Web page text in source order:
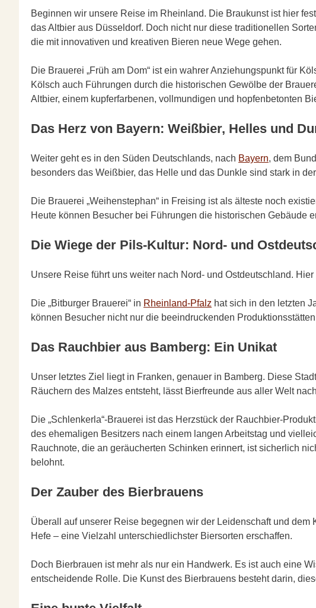
Beginnen wir unsere Reise im Rheinland. Die Braukunst ist hier
das Altbier aus Düsseldorf. Doch nicht nur diese traditionellen
die mit innovativen und kreativen Bieren neue Wege gehen.
Die Brauerei „Früh am Dom“ ist ein wahrer Anziehungspunkt für
Kölsch auch Führungen durch die historischen Gewölbe der
Altbier, einem kupferfarbenen, vollmundigen und hopfenbetonten
Das Herz von Bayern: Weißbier, Helles und
Weiter geht es in den Süden Deutschlands, nach Bayern, dem
besonders das Weißbier, das Helle und das Dunkle sind stark in
Die Brauerei „Weihenstephan“ in Freising ist als älteste noch
Heute können Besucher bei Führungen die historischen Gebäude
Die Wiege der Pils-Kultur: Nord- und
Unsere Reise führt uns weiter nach Nord- und Ostdeutschland.
Die „Bitburger Brauerei“ in Rheinland-Pfalz hat sich in den letzten
können Besucher nicht nur die beeindruckenden
Das Rauchbier aus Bamberg: Ein Unikat
Unser letztes Ziel liegt in Franken, genauer in Bamberg. Diese
Räuchern des Malzes entsteht, lässt Bierfreunde aus aller Welt
Die „Schlenkerla“-Brauerei ist das Herzstück der Rauchbier-
des ehemaligen Besitzers nach einem langen Arbeitstag und
Rauchnote, die an geräucherten Schinken erinnert, ist sicherlich
belohnt.
Der Zauber des Bierbrauens
Überall auf unserer Reise begegnen wir der Leidenschaft und
Hefe – eine Vielzahl unterschiedlichster Biersorten erschaffen.
Doch Bierbrauen ist mehr als nur ein Handwerk. Es ist auch eine
entscheidende Rolle. Die Kunst des Bierbrauens besteht darin,